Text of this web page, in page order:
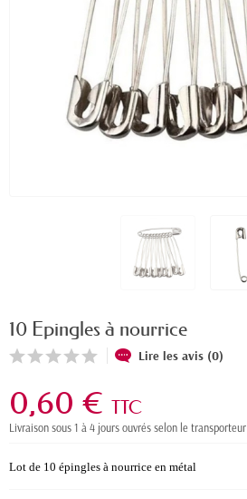
10 Epingles à nourrice
Lire les avis (0)
0,60 € TTC
Livraison sous 1 à 4 jours ouvrés selon le transporteur
Lot de 10 épingles à nourrice en métal